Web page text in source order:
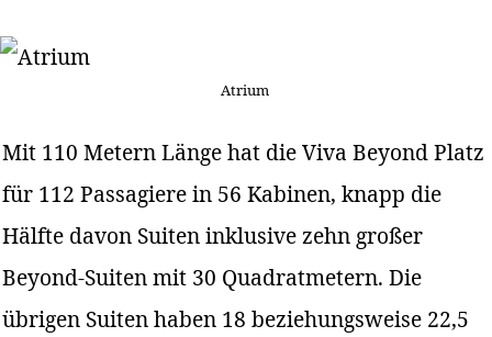
Atrium
Mit 110 Metern Länge hat die Viva Beyond Platz
für 112 Passagiere in 56 Kabinen, knapp die
Hälfte davon Suiten inklusive zehn großer
Beyond-Suiten mit 30 Quadratmetern. Die
übrigen Suiten haben 18 beziehungsweise 22,5